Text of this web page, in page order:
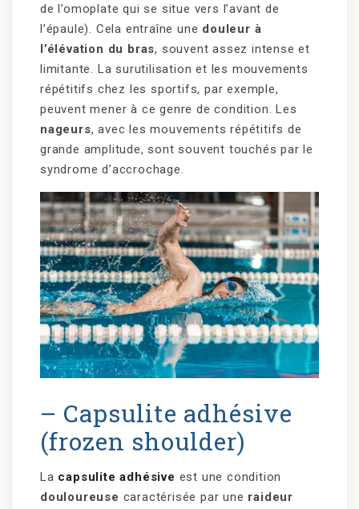
de l’omoplate qui se situe vers l’avant de
l’épaule). Cela entraîne une douleur à
l’élévation du bras, souvent assez intense et
limitante. La surutilisation et les mouvements
répétitifs chez les sportifs, par exemple,
peuvent mener à ce genre de condition. Les
nageurs, avec les mouvements répétitifs de
grande amplitude, sont souvent touchés par le
syndrome d’accrochage.
– Capsulite adhésive
(frozen shoulder)
La capsulite adhésive est une condition
douloureuse caractérisée par une raideur